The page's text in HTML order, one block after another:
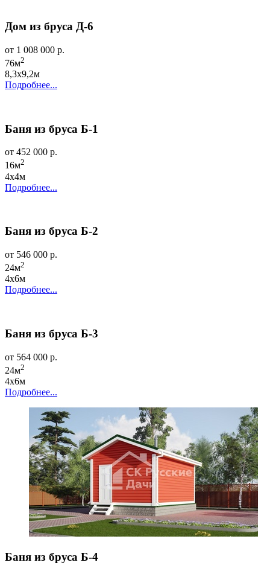
Дом из бруса Д-6
от 1 008 000 р.
76м2
8,3х9,2м
Подробнее...
Баня из бруса Б-1
от 452 000 р.
16м2
4х4м
Подробнее...
Баня из бруса Б-2
от 546 000 р.
24м2
4х6м
Подробнее...
Баня из бруса Б-3
от 564 000 р.
24м2
4х6м
Подробнее...
Баня из бруса Б-4